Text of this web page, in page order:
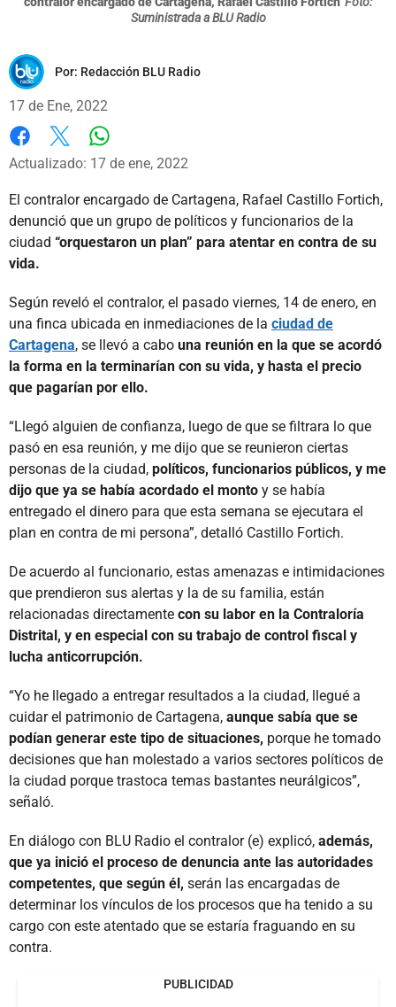
Suministrada a BLU Radio
Por: Redacción BLU Radio
17 de Ene, 2022
Facebook
X
Actualizado: 17 de ene, 2022
El contralor encargado de Cartagena, Rafael Castillo Fortich,
denunció que un grupo de políticos y funcionarios de la
ciudad “orquestaron un plan” para atentar en contra de su
vida.
Según reveló el contralor, el pasado viernes, 14 de enero, en
una finca ubicada en inmediaciones de la ciudad de
Cartagena, se llevó a cabo una reunión en la que se acordó
la forma en la terminarían con su vida, y hasta el precio
que pagarían por ello.
“Llegó alguien de confianza, luego de que se filtrara lo que
pasó en esa reunión, y me dijo que se reunieron ciertas
personas de la ciudad, políticos, funcionarios públicos, y me
dijo que ya se había acordado el monto y se había
entregado el dinero para que esta semana se ejecutara el
plan en contra de mi persona”, detalló Castillo Fortich.
De acuerdo al funcionario, estas amenazas e intimidaciones
que prendieron sus alertas y la de su familia, están
relacionadas directamente con su labor en la Contraloría
Distrital, y en especial con su trabajo de control fiscal y
lucha anticorrupción.
“Yo he llegado a entregar resultados a la ciudad, llegué a
cuidar el patrimonio de Cartagena, aunque sabía que se
podían generar este tipo de situaciones, porque he tomado
decisiones que han molestado a varios sectores políticos de
la ciudad porque trastoca temas bastantes neurálgicos”,
señaló.
En diálogo con BLU Radio el contralor (e) explicó, además,
que ya inició el proceso de denuncia ante las autoridades
competentes, que según él, serán las encargadas de
determinar los vínculos de los procesos que ha tenido a su
cargo con este atentado que se estaría fraguando en su
contra.
PUBLICIDAD